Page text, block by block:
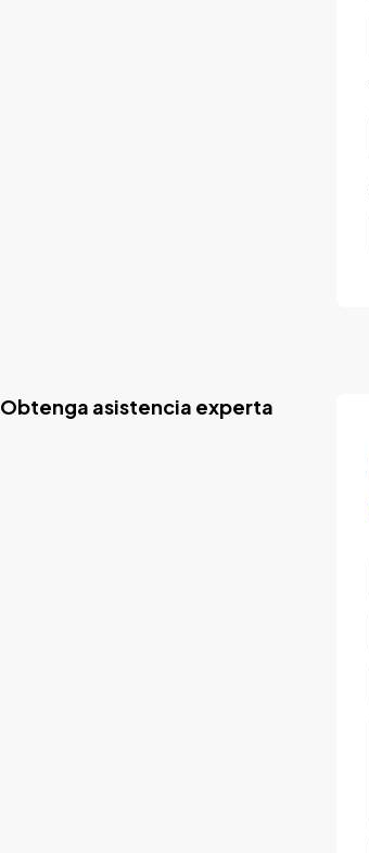
Obtenga asistencia experta